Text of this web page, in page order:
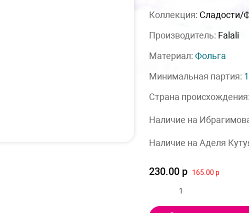
Коллекция: Сладости/
Производитель: Falali
Материал: Фольга
Минимальная партия:
Страна происхождения:
Наличие на
Наличие на Аделя
230.00 р 165.00 р